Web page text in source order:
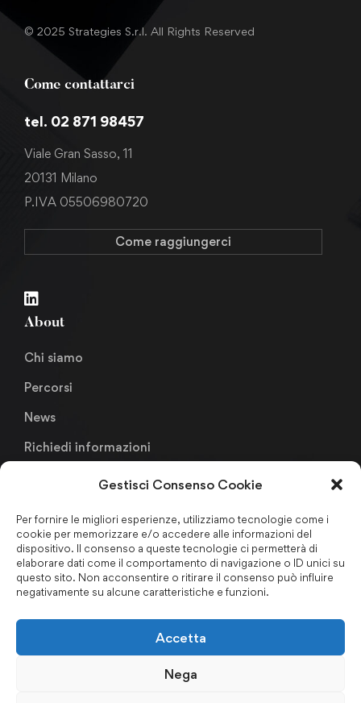
Gestisci Consenso Cookie
Per fornire le migliori esperienze, utilizziamo tecnologie come i
cookie per memorizzare e/o accedere alle informazioni del
dispositivo. Il consenso a queste tecnologie ci permetterà di
elaborare dati come il comportamento di navigazione o ID unici su
questo sito. Non acconsentire o ritirare il consenso può influire
negativamente su alcune caratteristiche e funzioni.
Accetta
Nega
© 2025 Strategies S.r.l. All Rights Reserved
Come contattarci
tel. 02 871 98457
Viale Gran Sasso, 11
20131 Milano
P.IVA 05506980720
Come raggiungerci
About
Chi siamo
Percorsi
News
Richiedi informazioni
Metodologia Didattica
Faculty & Staffs
Formazione finanziata
Forum Nazionale Antiriciclaggio